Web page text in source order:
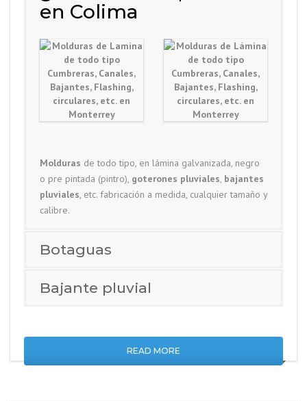
en Colima
Molduras de todo tipo, en lámina galvanizada, negro
o pre pintada (pintro), goterones pluviales, bajantes
pluviales, etc. fabricación a medida, cualquier tamaño y
calibre.
Botaguas
Bajante pluvial
READ MORE